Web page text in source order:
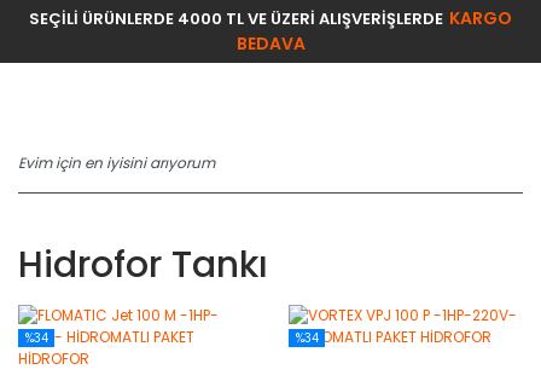
SEÇİLİ ÜRÜNLERDE 4000 TL VE ÜZERİ ALIŞVERİŞLERDE KARGO
BEDAVA
Hidrofor Tankı
%34 %34